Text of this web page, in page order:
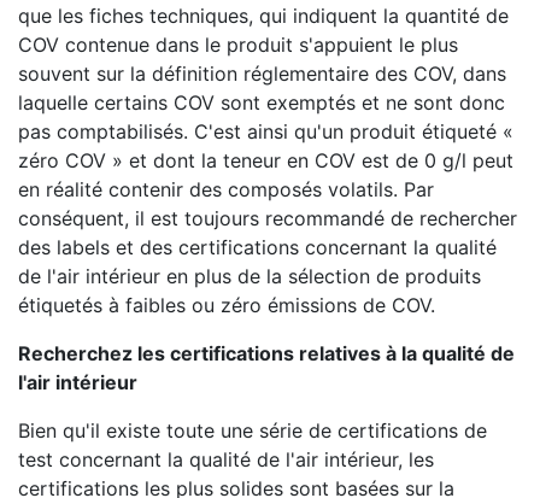
que les fiches techniques, qui indiquent la quantité de
COV contenue dans le produit s'appuient le plus
souvent sur la définition réglementaire des COV, dans
laquelle certains COV sont exemptés et ne sont donc
pas comptabilisés. C'est ainsi qu'un produit étiqueté «
zéro COV » et dont la teneur en COV est de 0 g/l peut
en réalité contenir des composés volatils. Par
conséquent, il est toujours recommandé de rechercher
des labels et des certifications concernant la qualité
de l'air intérieur en plus de la sélection de produits
étiquetés à faibles ou zéro émissions de COV.
Recherchez les certifications relatives à la qualité de
l'air intérieur
Bien qu'il existe toute une série de certifications de
test concernant la qualité de l'air intérieur, les
certifications les plus solides sont basées sur la